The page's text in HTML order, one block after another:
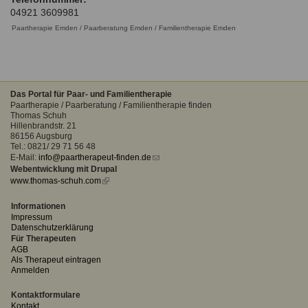
Veranstaltungen
Seminare und Kurse
Fortbildungen
Ausbildungsinstitute
Fortbildungen
Benutzername*
Passwort*
vergessen?
Sitemap
Formular zur Registrierung
04921 3609981
Paartherapie Emden / Paarberatung Emden / Familientherapie Emden
Das Portal für Paar- und Familientherapie
Paartherapie / Paarberatung / Familientherapie finden
Thomas Schuh
Hillenbrandstr. 21
86156 Augsburg
Tel.: 0821/ 29 71 56 48
E-Mail: info@paartherapeut-finden.de (link
Webentwicklung mit Drupal
www.thomas-schuh.com(link
Informationen
Impressum
Datenschutzerklärung
Für Therapeuten
AGB
Als Therapeut eintragen
Anmelden
Kontaktformulare
Kontakt